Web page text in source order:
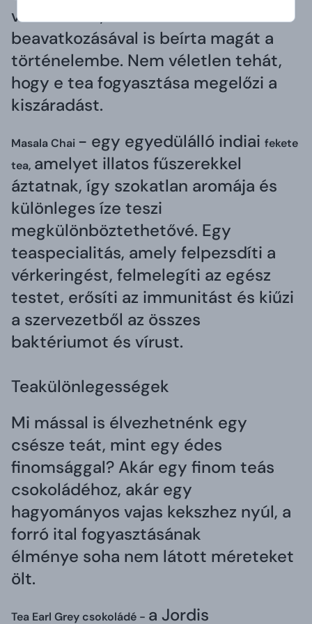
vált híressé, és az árvizek elleni
beavatkozásával is beírta magát a
történelembe. Nem véletlen tehát,
hogy e tea fogyasztása megelőzi a
kiszáradást.
Masala Chai - egy egyedülálló indiai fekete
tea, amelyet illatos fűszerekkel
áztatnak, így szokatlan aromája és
különleges íze teszi
megkülönböztethetővé. Egy
teaspecialitás, amely felpezsdíti a
vérkeringést, felmelegíti az egész
testet, erősíti az immunitást és kiűzi
a szervezetből az összes
baktériumot és vírust.
Teakülönlegességek
Mi mással is élvezhetnénk egy
csésze teát, mint egy édes
finomsággal? Akár egy finom teás
csokoládéhoz, akár egy
hagyományos vajas kekszhez nyúl, a
forró ital fogyasztásának
élménye soha nem látott méreteket
ölt.
Tea Earl Grey csokoládé - a Jordis